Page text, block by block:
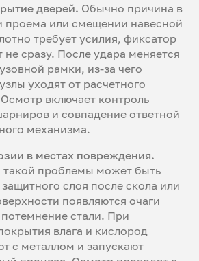
дверей. Обычно причина в
проема или смещении навесной
требует усилия, фиксатор
не сразу. После удара меняется
рамки, из-за чего
уходят от расчетного
включает контроль
и совпадение ответной
механизма.
в местах повреждения.
проблемы может быть
слоя после скола или
появляются очаги
стали. При
влага и кислород
с металлом и запускают